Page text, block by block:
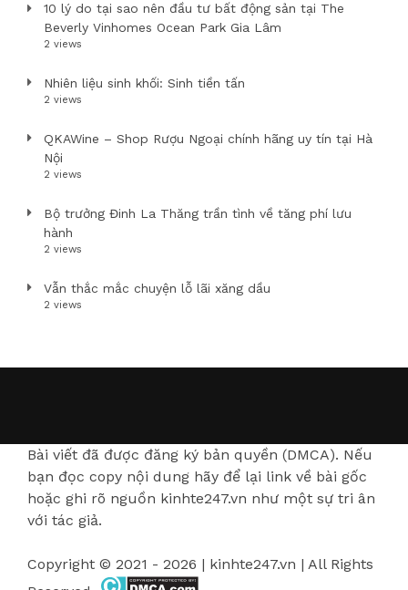
10 lý do tại sao nên đầu tư bất động sản tại The
Beverly Vinhomes Ocean Park Gia Lâm
2 views
Nhiên liệu sinh khối: Sinh tiền tấn
2 views
QKAWine – Shop Rượu Ngoại chính hãng uy tín tại Hà
Nội
2 views
Bộ trưởng Đinh La Thăng trần tình về tăng phí lưu
hành
2 views
Vẫn thắc mắc chuyện lỗ lãi xăng dầu
2 views
Bài viết đã được đăng ký bản quyền (DMCA). Nếu
bạn đọc copy nội dung hãy để lại link về bài gốc
hoặc ghi rõ nguồn kinhte247.vn như một sự tri ân
với tác giả.
Copyright © 2021 - 2026 | kinhte247.vn | All Rights